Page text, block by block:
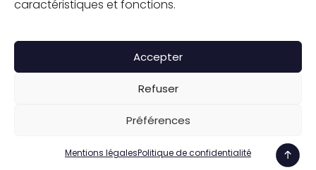
caractéristiques et fonctions.
Accepter
Refuser
Préférences
Mentions légalesPolitique de confidentialité
GROUPE IPPOLITO
-Politique de confidentialité